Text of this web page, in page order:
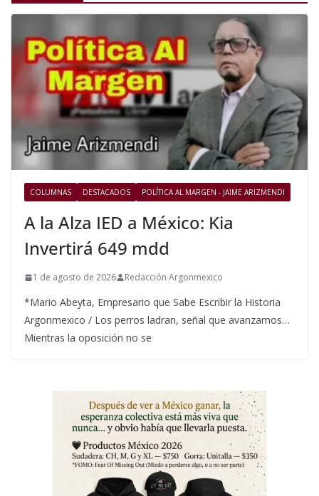
COLUMNAS DESTACADOS POLÍTICA AL MARGEN - JAIME ARIZMENDI
A la Alza IED a México: Kia
Invertirá 649 mdd
1 de agosto de 2026 Redacción Argonmexico
*Mario Abeyta, Empresario que Sabe Escribir la Historia
Argonmexico / Los perros ladran, señal que avanzamos…
Mientras la oposición no se